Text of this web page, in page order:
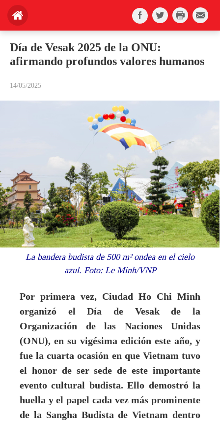
Día de Vesak 2025 de la ONU:
afirmando profundos valores humanos
14/05/2025
La bandera budista de 500 m² ondea en el cielo
azul. Foto: Le Minh/VNP
Por primera vez, Ciudad Ho Chi Minh
organizó el Día de Vesak de la
Organización de las Naciones Unidas
(ONU), en su vigésima edición este año, y
fue la cuarta ocasión en que Vietnam tuvo
el honor de ser sede de este importante
evento cultural budista. Ello demostró la
huella y el papel cada vez más prominente
de la Sangha Budista de Vietnam dentro